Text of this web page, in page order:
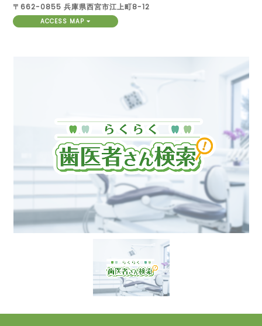
〒662-0855 兵庫県西宮市江上町8-12
ACCESS MAP